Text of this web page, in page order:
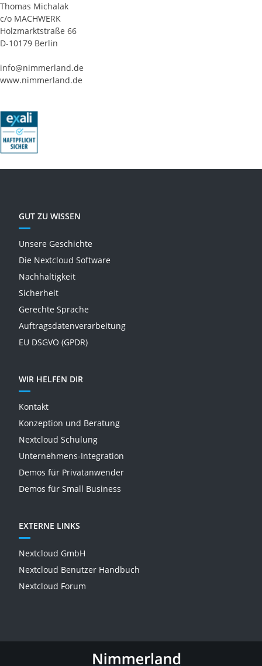
Thomas Michalak
c/o MACHWERK
Holzmarktstraße 66
D-10179 Berlin
info@nimmerland.de
www.nimmerland.de
GUT ZU WISSEN
Unsere Geschichte
Die Nextcloud Software
Nachhaltigkeit
Sicherheit
Gerechte Sprache
Auftragsdatenverarbeitung
EU DSGVO (GPDR)
WIR HELFEN DIR
Kontakt
Konzeption und Beratung
Nextcloud Schulung
Unternehmens-Integration
Demos für Privatanwender
Demos für Small Business
EXTERNE LINKS
Nextcloud GmbH
Nextcloud Benutzer Handbuch
Nextcloud Forum